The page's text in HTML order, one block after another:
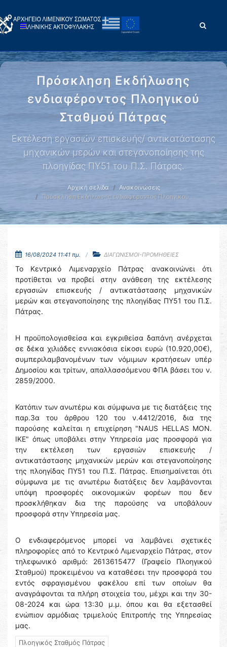
Πρόσκληση Εκδήλωσης
ενδιαφέροντος Πλοηγικού
Σταθμού Πάτρας
Εκτέλεση εργασιών επισκευής/ αντικατάστασης
μηχανικών μερών και στεγανοποίησης της
πλοηγίδας ΠΥ51 του Π.Σ. Πάτρας.
Αρχική σελίδα
Ανακοινώσεις
Πρόσκληση Εκδήλωσης ενδιαφέροντος Πλοηγικού …
16/08/2024 11:41 πμ. ΔΙΑΓΩΝΙΣΜΟΙ-ΠΡΟΜΗΘΕΙΕΣ
Το Κεντρικό Λιμεναρχείο Πάτρας ανακοινώνει ότι
προτίθεται να προβεί στην ανάθεση της εκτέλεσης
εργασιών επισκευής / αντικατάστασης μηχανικών
μερών και στεγανοποίησης της πλοηγίδας ΠΥ51 του Π.Σ.
Πάτρας.
Η προϋπολογισθείσα και εγκριθείσα δαπάνη ανέρχεται
σε δέκα χιλιάδες εννιακόσια είκοσι ευρώ (10.920,00€),
συμπεριλαμβανομένων των νόμιμων κρατήσεων υπέρ
Δημοσίου και τρίτων, απαλλασσόμενου ΦΠΑ βάσει του ν.
2859/2000.
Κατόπιν των ανωτέρω και σύμφωνα με τις διατάξεις της
παρ.3α του άρθρου 120 του ν.4412/2016, δια της
παρούσης καλείται η επιχείρηση "NAUS HELLAS MON.
IKE" όπως υποβάλει στην Υπηρεσία μας προσφορά για
την εκτέλεση των εργασιών επισκευής /
αντικατάστασης μηχανικών μερών και στεγανοποίησης
της πλοηγίδας ΠΥ51 του Π.Σ. Πάτρας. Επισημαίνεται ότι
σύμφωνα με τις ανωτέρω διατάξεις δεν λαμβάνονται
υπόψη προσφορές οικονομικών φορέων που δεν
προσκλήθηκαν δια της παρούσης να υποβάλουν
προσφορά στην Υπηρεσία μας.
Ο ενδιαφερόμενος μπορεί να λαμβάνει σχετικές
πληροφορίες από το Κεντρικό Λιμεναρχείο Πάτρας, στον
τηλεφωνικό αριθμό: 2613615477 (Γραφείο Πλοηγικού
Σταθμού) προκειμένου να καταθέσει την προσφορά του
εντός σφραγισμένου φακέλου επί των οποίων θα
αναγράφονται τα πλήρη στοιχεία του, μέχρι και την 30-
08-2024 και ώρα 13:30 μ.μ. όπου και θα εξετασθεί
ενώπιον αρμόδιας τριμελούς Επιτροπής της Υπηρεσίας
μας.
Πλοηγικός Σταθμός Πάτρας